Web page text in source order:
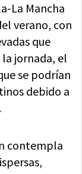
La Mancha
verano, con
que
jornada, el
se podrían
debido a
contempla